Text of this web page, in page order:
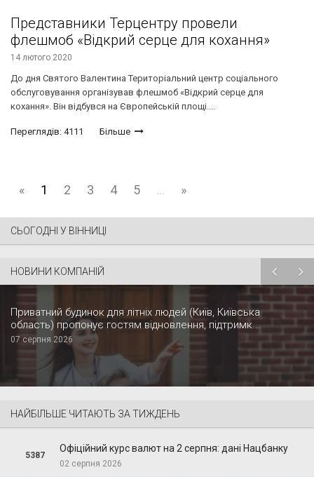
Представники Терцентру провели
флешмоб «Відкрий серце для кохання»
14 лютого 2020
До дня Святого Валентина Територіальний центр соціального
обслуговування організував флешмоб «Відкрий серце для
кохання». Він відбувся на Європейській площі....
Переглядів: 4111 Більше
« 1 2 3 4 5 ... »
СЬОГОДНІ У ВІННИЦІ
НОВИНИ КОМПАНІЙ
Приватний будинок для літніх людей (Київ, Київська
область) пропонує гостям відновлення, підтримк...
07 серпня 2026
НАЙБІЛЬШЕ ЧИТАЮТЬ ЗА ТИЖДЕНЬ
5387
Офіційний курс валют на 2 серпня: дані Нацбанку
02 серпня 2026